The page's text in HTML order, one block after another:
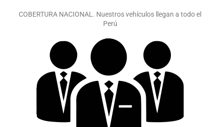
COBERTURA NACIONAL. Nuestros vehículos llegan a todo el
Perú